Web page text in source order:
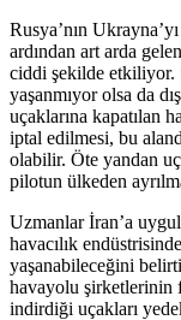
Rusya’nın
ardından art arda
ciddi şekilde etkiliyor.
yaşanmıyor olsa da
uçaklarına kapatılan
iptal edilmesi, bu
olabilir. Öte yandan
pilotun ülkeden
Uzmanlar İran’a
havacılık
yaşanabileceğini
havayolu şirketlerinin
indirdiği uçakları